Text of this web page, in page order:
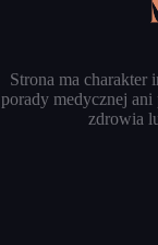
Strona ma
porady medycznej ani
zdrowia